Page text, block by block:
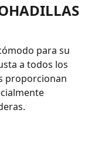
para su
a todos los
proporcionan